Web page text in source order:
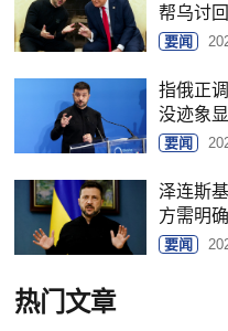
帮乌讨
要闻
指俄正
没迹象
要闻
泽连斯
方需明
要闻
热门文章